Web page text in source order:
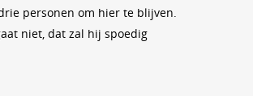
personen om hier te blijven.
niet, dat zal hij spoedig